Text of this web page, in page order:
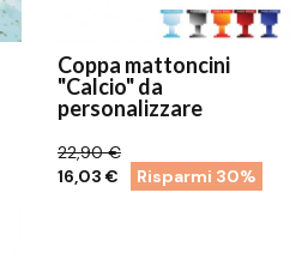
Coppa mattoncini
"Calcio" da
personalizzare
22,90 €
16,03 €
Risparmi 30%